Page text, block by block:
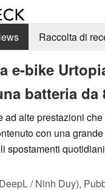
Raccolta di
e-bike
batteria da
ad alte prestazioni
con una grande
spostamenti
DeepL / Ninh Duy),